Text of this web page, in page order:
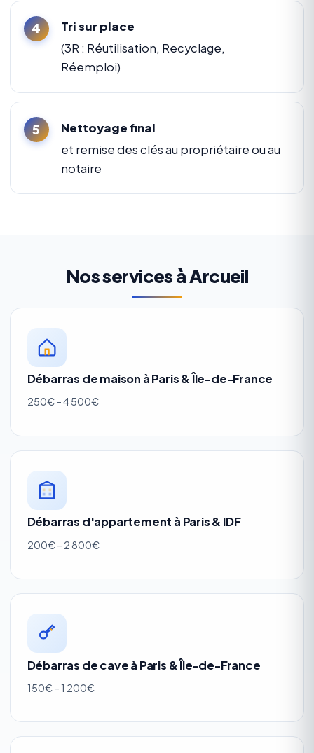
Tri sur place
(3R : Réutilisation, Recyclage,
Réemploi)
Nettoyage final
et remise des clés au propriétaire ou au
notaire
Nos services à Arcueil
Débarras de maison à Paris & Île-de-France
250€ – 4 500€
Débarras d'appartement à Paris & IDF
200€ – 2 800€
Débarras de cave à Paris & Île-de-France
150€ – 1 200€